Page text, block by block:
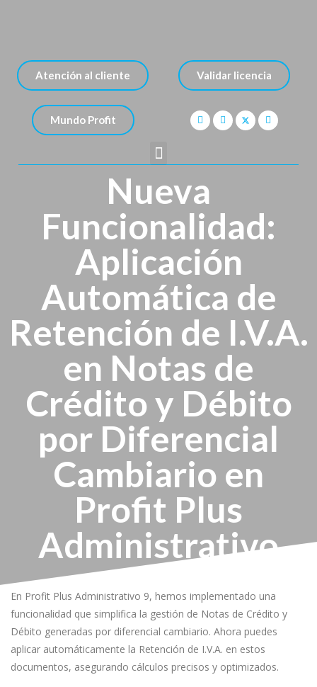
Atención al cliente Validar licencia
Mundo Profit
Nueva
Funcionalidad:
Aplicación
Automática de
Retención de I.V.A.
en Notas de
Crédito y Débito
por Diferencial
Cambiario en
Profit Plus
Administrativo
En Profit Plus Administrativo 9, hemos implementado una
funcionalidad que simplifica la gestión de Notas de Crédito y
Débito generadas por diferencial cambiario. Ahora puedes
aplicar automáticamente la Retención de I.V.A. en estos
documentos, asegurando cálculos precisos y optimizados.